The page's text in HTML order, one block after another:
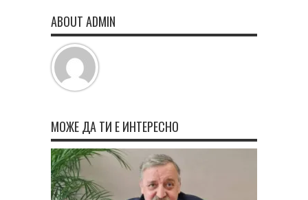
ABOUT ADMIN
МОЖЕ ДА ТИ Е ИНТЕРЕСНО